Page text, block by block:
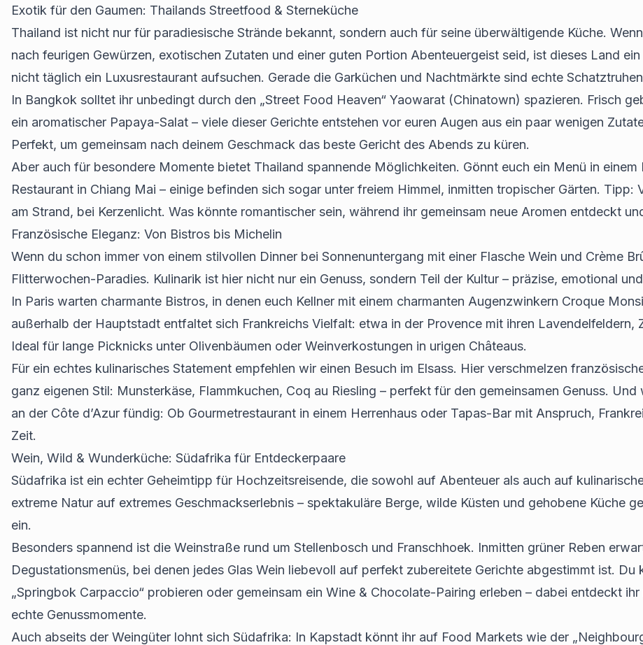
Exotik für den Gaumen: Thailands Streetfood & Sterneküche
Thailand ist nicht nur für paradiesische Strände bekannt, sondern auch für seine überwältigende Küche.
nach feurigen Gewürzen, exotischen Zutaten und einer guten Portion Abenteuergeist seid, ist dieses Land
nicht täglich ein Luxusrestaurant aufsuchen. Gerade die Garküchen und Nachtmärkte sind echte
In Bangkok solltet ihr unbedingt durch den „Street Food Heaven“ Yaowarat (Chinatown) spazieren. Frisch
ein aromatischer Papaya-Salat – viele dieser Gerichte entstehen vor euren Augen aus ein paar wenigen
Perfekt, um gemeinsam nach deinem Geschmack das beste Gericht des Abends zu küren.
Aber auch für besondere Momente bietet Thailand spannende Möglichkeiten. Gönnt euch ein Menü in
Restaurant in Chiang Mai – einige befinden sich sogar unter freiem Himmel, inmitten tropischer Gärten.
am Strand, bei Kerzenlicht. Was könnte romantischer sein, während ihr gemeinsam neue Aromen entdeckt
Französische Eleganz: Von Bistros bis Michelin
Wenn du schon immer von einem stilvollen Dinner bei Sonnenuntergang mit einer Flasche Wein und Crème
Flitterwochen-Paradies. Kulinarik ist hier nicht nur ein Genuss, sondern Teil der Kultur – präzise, emotional
In Paris warten charmante Bistros, in denen euch Kellner mit einem charmanten Augenzwinkern Croque
außerhalb der Hauptstadt entfaltet sich Frankreichs Vielfalt: etwa in der Provence mit ihren Lavendelfeldern,
Ideal für lange Picknicks unter Olivenbäumen oder Weinverkostungen in urigen Châteaus.
Für ein echtes kulinarisches Statement empfehlen wir einen Besuch im Elsass. Hier verschmelzen
ganz eigenen Stil: Munsterkäse, Flammkuchen, Coq au Riesling – perfekt für den gemeinsamen Genuss.
an der Côte d’Azur fündig: Ob Gourmetrestaurant in einem Herrenhaus oder Tapas-Bar mit Anspruch,
Zeit.
Wein, Wild & Wunderküche: Südafrika für Entdeckerpaare
Südafrika ist ein echter Geheimtipp für Hochzeitsreisende, die sowohl auf Abenteuer als auch auf
extreme Natur auf extremes Geschmackserlebnis – spektakuläre Berge, wilde Küsten und gehobene Küche
ein.
Besonders spannend ist die Weinstraße rund um Stellenbosch und Franschhoek. Inmitten grüner Reben
Degustationsmenüs, bei denen jedes Glas Wein liebevoll auf perfekt zubereitete Gerichte abgestimmt ist.
„Springbok Carpaccio“ probieren oder gemeinsam ein Wine & Chocolate-Pairing erleben – dabei entdeckt
echte Genussmomente.
Auch abseits der Weingüter lohnt sich Südafrika: In Kapstadt könnt ihr auf Food Markets wie der